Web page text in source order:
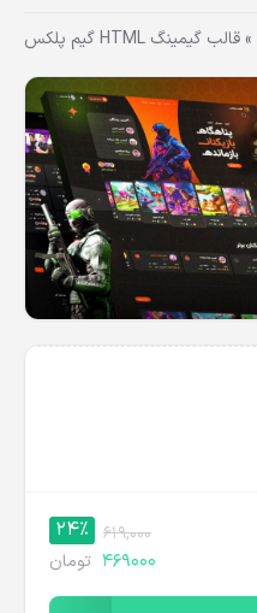
»قالب گیمینگ HTML گیم پلکس Gameplex (نسخه انگلیسی)
619,000
24%
469000 تومان